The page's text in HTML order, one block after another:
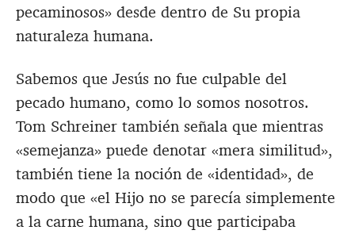
pecaminosos» desde dentro de Su propia
naturaleza humana.
Sabemos que Jesús no fue culpable del
pecado humano, como lo somos nosotros.
Tom Schreiner también señala que mientras
«semejanza» puede denotar «mera similitud»,
también tiene la noción de «identidad», de
modo que «el Hijo no se parecía simplemente
a la carne humana, sino que participaba